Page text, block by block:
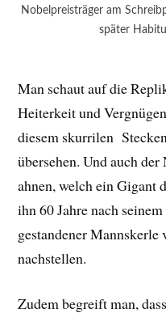
Nobelpreisträger am
später
Man schaut auf die
Heiterkeit und
diesem skurrilen
übersehen. Und auch
ahnen, welch ein Gigant
ihn 60 Jahre nach
gestandener
nachstellen.
Zudem begreift man,